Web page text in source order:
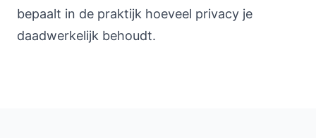
bepaalt in de praktijk hoeveel privacy je
daadwerkelijk behoudt.